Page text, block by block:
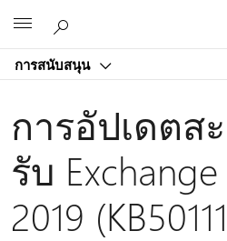
การสนับสนุน
การอัปเดตส
รับ
2019